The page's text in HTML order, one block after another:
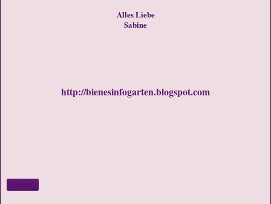
Alles Liebe
Sabine
http://bienesinfogarten.blogspot.com